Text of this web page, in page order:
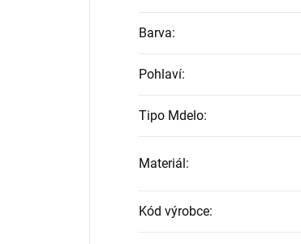
Barva:
Pohlaví:
Tipo Mdelo:
Materiál:
Kód výrobce: